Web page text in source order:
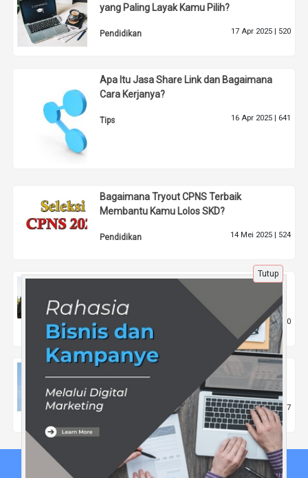
yang Paling Layak Kamu Pilih?
Pendidikan 17 Apr 2025 | 520
Apa Itu Jasa Share Link dan Bagaimana
Cara Kerjanya?
Tips 16 Apr 2025 | 641
Bagaimana Tryout CPNS Terbaik
Membantu Kamu Lolos SKD?
Pendidikan 14 Mei 2025 | 524
Open Trip Thailand, Cara Asik Bertemu
Teman Baru Sambil Traveling
Pariwisata 31 Agu 2025 |1800
Peluang Karier Setelah Lulus Pascasarjana:
Wirausaha atau Bekerja di Korporasi?
Pendidikan 20 Apr 2025 |557
Beranda Tentang Kami
Tutup